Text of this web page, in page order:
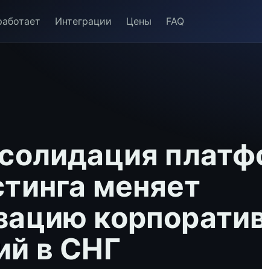
Интеграции Цены FAQ
меняет
в СНГ